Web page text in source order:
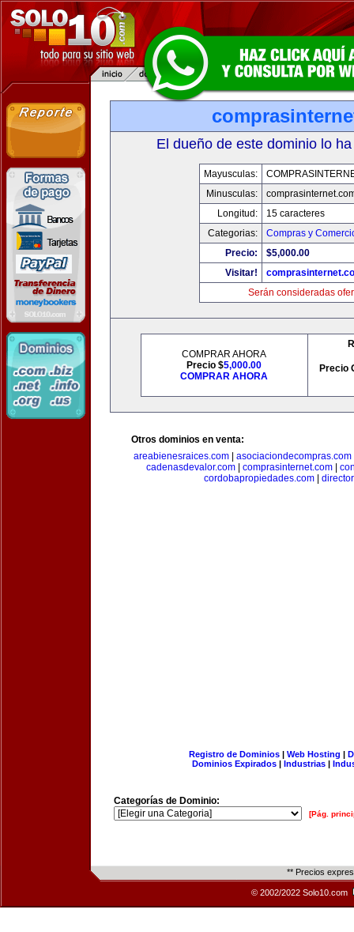
El dueño de este dominio lo
Mayusculas:
Minusculas:
Longitud:
15 caracteres
Categorias:
Compras y
Precio:
$5,000.00
Visitar!
Serán consideradas
COMPRAR AHORA
Precio $5,000.00
COMPRAR AHORA
Precio
Otros dominios en venta:
areabienesraices.com| asociaciondecompras.com
cadenasdevalor.com
comprasinternet.com
cordobapropiedades.com
Registro de Dominios| Web Hosting |
Dominios Expirados | Industrias |
Categorías de Dominio:
[Pág.
** Precios
© 2002/2022 Solo10.com